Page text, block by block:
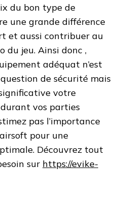
du bon type de
une grande différence
et aussi contribuer au
du jeu. Ainsi donc ,
adéquat n’est
de sécurité mais
votre
vos parties
pas l’importance
pour une
Découvrez tout
sur https://evike-